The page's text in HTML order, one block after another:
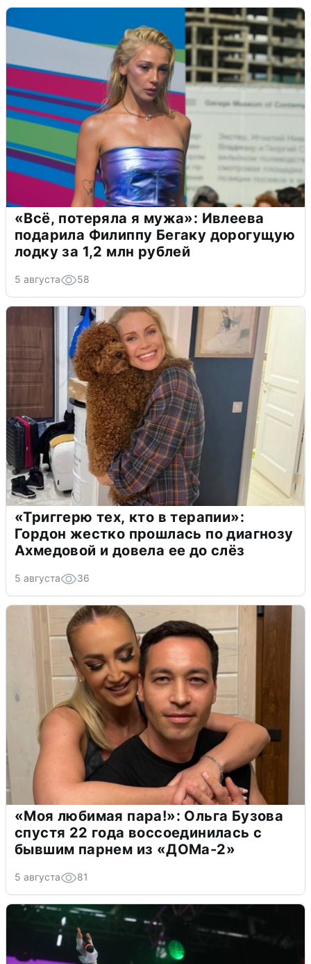
«Всё, потеряла я мужа»: Ивлеева
подарила Филиппу Бегаку дорогущую
лодку за 1,2 млн рублей
5 августа 58
«Триггерю тех, кто в терапии»:
Гордон жестко прошлась по диагнозу
Ахмедовой и довела ее до слёз
5 августа 36
«Моя любимая пара!»: Ольга Бузова
спустя 22 года воссоединилась с
бывшим парнем из «ДОМа-2»
5 августа 81